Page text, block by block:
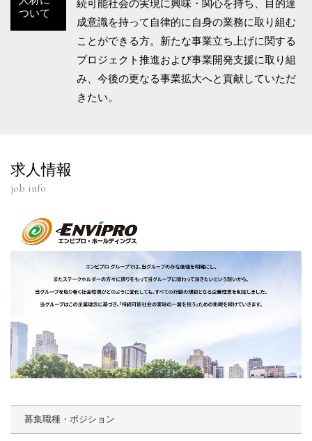
ついて
続可能社会の実現に興味・関心を持ち、目的達
成意識を持って自律的に自身の業務に取り組む
ことができる方。新たな事業立ち上げに関する
プロジェクト推進および事業開発支援に取り組
み、今後の更なる事業拡大へと貢献していただ
きたい。
求人情報
job info
募集職種・ポジション